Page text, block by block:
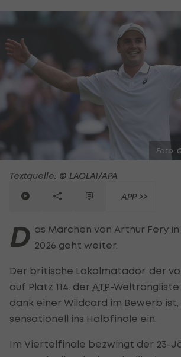
Foto:
Textquelle: © LAOLA1/APA
APP >>
D as Märchen von Arthur Fery in
2026 geht weiter.
Der britische Lokalmatador, der
auf Platz 114. der ATP-
dank einer Wildcard im Bewerb
sensationell ins Halbfinale ein.
Im Viertelfinale bezwingt der 23-